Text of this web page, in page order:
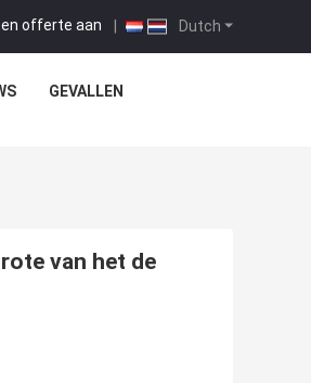
Dutch
offerte aan |
GEVALLEN
van het de